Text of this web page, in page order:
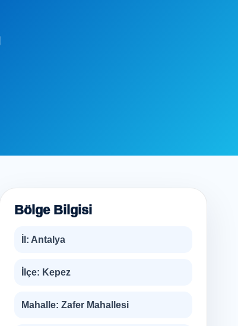
Bölge Bilgisi
İl: Antalya
İlçe: Kepez
Mahalle: Zafer Mahallesi